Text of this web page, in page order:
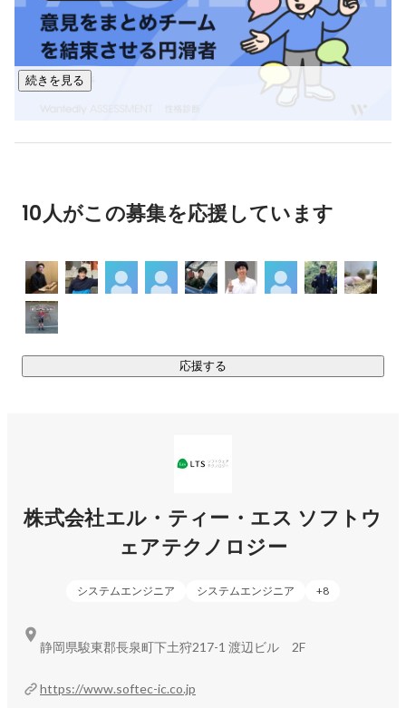
続きを見る
10人がこの募集を応援しています
応援する
株式会社エル・ティー・エス ソフトウ
ェアテクノロジー
システムエンジニア システムエンジニア +8
https://www.softec-ic.co.jp
静岡県駿東郡長泉町下土狩217-1 渡辺ビル 2F